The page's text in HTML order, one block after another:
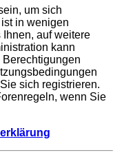
um sich
in wenigen
auf weitere
kann
sich registrieren.
wenn Sie